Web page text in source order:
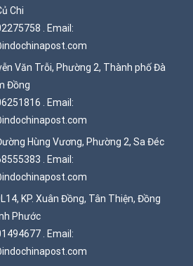
Chi
. Email:
Văn Trỗi, Phường 2, Thành phố Đà
Đồng
. Email:
Hùng Vương, Phường 2, Sa Đéc
. Email:
KP. Xuân Đồng, Tân Thiện, Đồng
Phước
. Email: